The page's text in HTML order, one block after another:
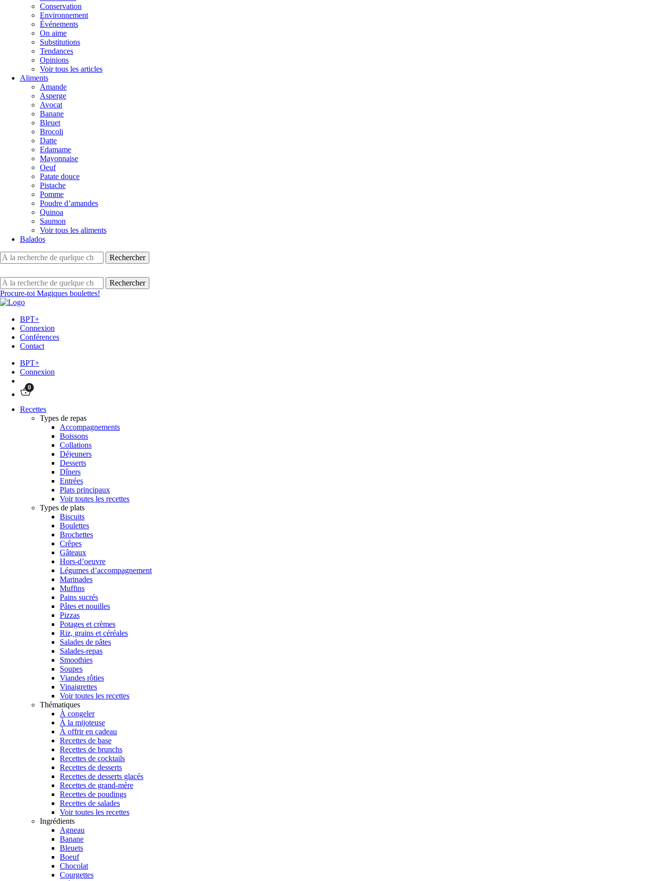
Conservation
Environnement
Événements
On aime
Substitutions
Tendances
Opinions
Voir tous les articles
Aliments
Amande
Asperge
Avocat
Banane
Bleuet
Brocoli
Datte
Edamame
Mayonnaise
Oeuf
Patate douce
Pistache
Pomme
Poudre d’amandes
Quinoa
Saumon
Voir tous les aliments
Balados
Procure-toi Magiques boulettes!
BPT+
Connexion
Conférences
Contact
BPT+
Connexion
0
Recettes
Types de repas
Accompagnements
Boissons
Collations
Déjeuners
Desserts
Dîners
Entrées
Plats principaux
Voir toutes les recettes
Types de plats
Biscuits
Boulettes
Brochettes
Crêpes
Gâteaux
Hors-d’oeuvre
Légumes d’accompagnement
Marinades
Muffins
Pains sucrés
Pâtes et nouilles
Pizzas
Potages et crèmes
Riz, grains et céréales
Salades de pâtes
Salades-repas
Smoothies
Soupes
Viandes rôties
Vinaigrettes
Voir toutes les recettes
Thématiques
À congeler
À la mijoteuse
À offrir en cadeau
Recettes de base
Recettes de brunchs
Recettes de cocktails
Recettes de desserts
Recettes de desserts glacés
Recettes de grand-mère
Recettes de poudings
Recettes de salades
Voir toutes les recettes
Ingrédients
Agneau
Banane
Bleuets
Boeuf
Chocolat
Courgettes